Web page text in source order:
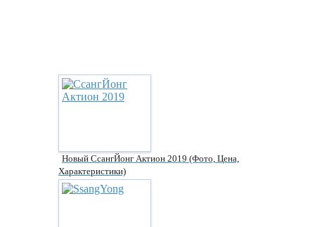
Новый СсангЙонг Актион 2019 (фото, Цена,
Характеристики)